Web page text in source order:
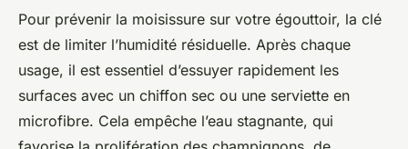
Pour prévenir la moisissure sur votre égouttoir, la clé
est de limiter l’humidité résiduelle. Après chaque
usage, il est essentiel d’essuyer rapidement les
surfaces avec un chiffon sec ou une serviette en
microfibre. Cela empêche l’eau stagnante, qui